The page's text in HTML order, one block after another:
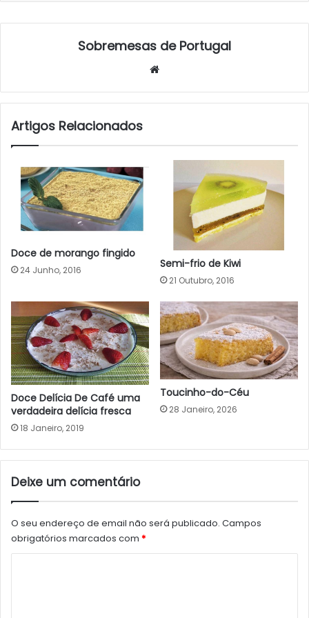
Sobremesas de Portugal
Artigos Relacionados
Doce de morango fingido
24 Junho, 2016 Semi-frio de Kiwi
21 Outubro, 2016
Doce Delícia De Café uma
verdadeira delícia fresca
18 Janeiro, 2019
Toucinho-do-Céu
28 Janeiro, 2026
Deixe um comentário
O seu endereço de email não será publicado. Campos
obrigatórios marcados com *